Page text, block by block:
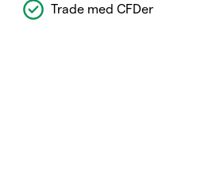
Trade med CFDer